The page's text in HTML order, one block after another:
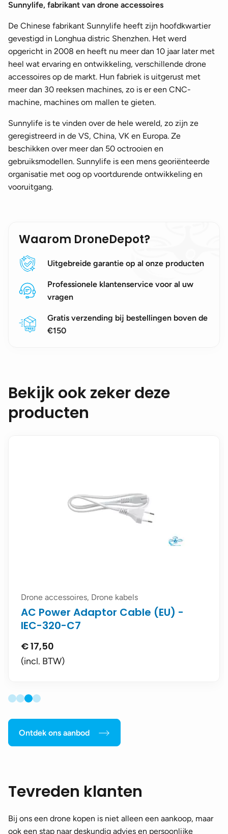
Sunnylife, fabrikant van drone accessoires
De Chinese fabrikant Sunnylife heeft zijn hoofdkwartier
gevestigd in Longhua distric Shenzhen. Het werd
opgericht in 2008 en heeft nu meer dan 10 jaar later met
heel wat ervaring en ontwikkeling, verschillende drone
accessoires op de markt. Hun fabriek is uitgerust met
meer dan 30 reeksen machines, zo is er een CNC-
machine, machines om mallen te gieten.
Sunnylife is te vinden over de hele wereld, zo zijn ze
geregistreerd in de VS, China, VK en Europa. Ze
beschikken over meer dan 50 octrooien en
gebruiksmodellen. Sunnylife is een mens georiënteerde
organisatie met oog op voortdurende ontwikkeling en
vooruitgang.
Waarom DroneDepot?
Uitgebreide garantie op al onze producten
Professionele klantenservice voor al uw
vragen
Gratis verzending bij bestellingen boven de
€150
Bekijk ook zeker deze
producten
Drone accessoires, Drone kabels
AC Power Adaptor Cable (EU) -
IEC-320-C7
€17,50
(incl. BTW)
Ontdek ons aanbod
Tevreden klanten
Bij ons een drone kopen is niet alleen een aankoop, maar
ook een stap naar deskundig advies en persoonlijke